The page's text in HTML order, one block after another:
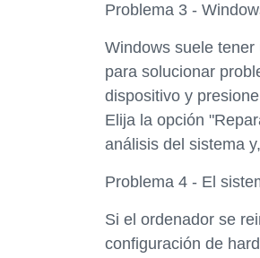
Problema 3 -
Windows suele
para solucionar
dispositivo y
Elija la opción
análisis del sistema
Problema 4 - El
Si el ordenador se
configuración de